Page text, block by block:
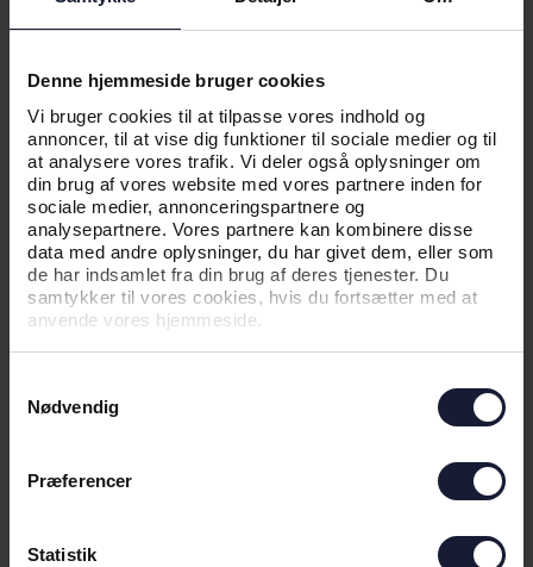
Denne hjemmeside bruger cookies
Vi bruger cookies til at tilpasse vores indhold og
annoncer, til at vise dig funktioner til sociale medier og til
at analysere vores trafik. Vi deler også oplysninger om
din brug af vores website med vores partnere inden for
sociale medier, annonceringspartnere og
analysepartnere. Vores partnere kan kombinere disse
data med andre oplysninger, du har givet dem, eller som
de har indsamlet fra din brug af deres tjenester. Du
samtykker til vores cookies, hvis du fortsætter med at
anvende vores hjemmeside.
Nødvendig
Præferencer
Statistik
NYHED
PRISER UDDELT HOS SALLING